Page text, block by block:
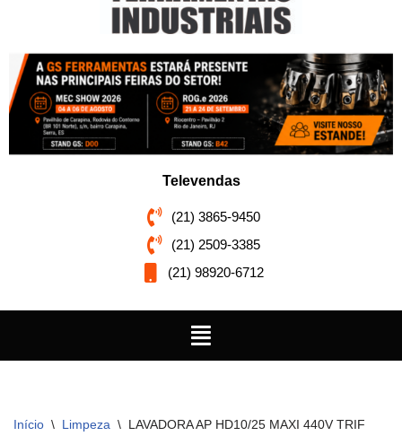
Televendas
(21) 3865-9450
(21) 2509-3385
(21) 98920-6712
Início \ Limpeza \ LAVADORA AP HD10/25 MAXI 440V TRIF